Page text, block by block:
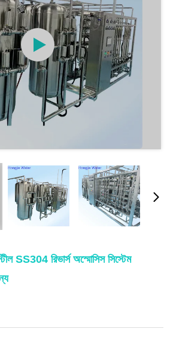
SS304 রিভার্স অস্মোসিস সিস্টেম